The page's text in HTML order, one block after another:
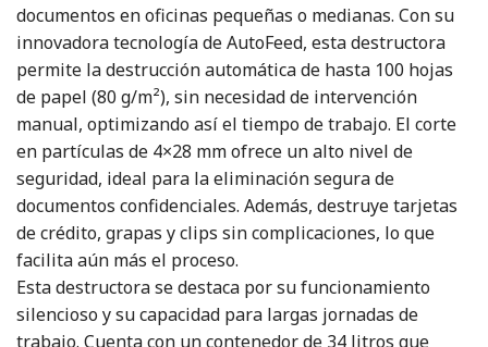
documentos en oficinas pequeñas o medianas. Con su
innovadora tecnología de AutoFeed, esta destructora
permite la destrucción automática de hasta 100 hojas
de papel (80 g/m²), sin necesidad de intervención
manual, optimizando así el tiempo de trabajo. El corte
en partículas de 4×28 mm ofrece un alto nivel de
seguridad, ideal para la eliminación segura de
documentos confidenciales. Además, destruye tarjetas
de crédito, grapas y clips sin complicaciones, lo que
facilita aún más el proceso.
Esta destructora se destaca por su funcionamiento
silencioso y su capacidad para largas jornadas de
trabajo. Cuenta con un contenedor de 34 litros que